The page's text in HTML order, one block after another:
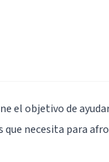
el objetivo de
necesita para